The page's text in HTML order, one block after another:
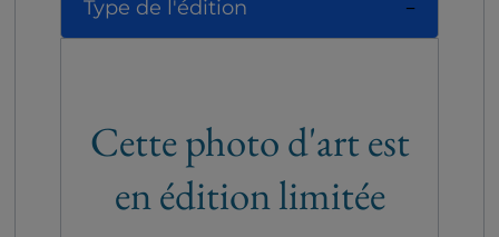
Type de l'édition
Cette photo d'art est
en édition limitée